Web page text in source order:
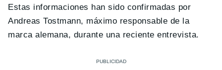
Estas informaciones han sido confirmadas por
Andreas Tostmann, máximo responsable de la
marca alemana, durante una reciente entrevista.